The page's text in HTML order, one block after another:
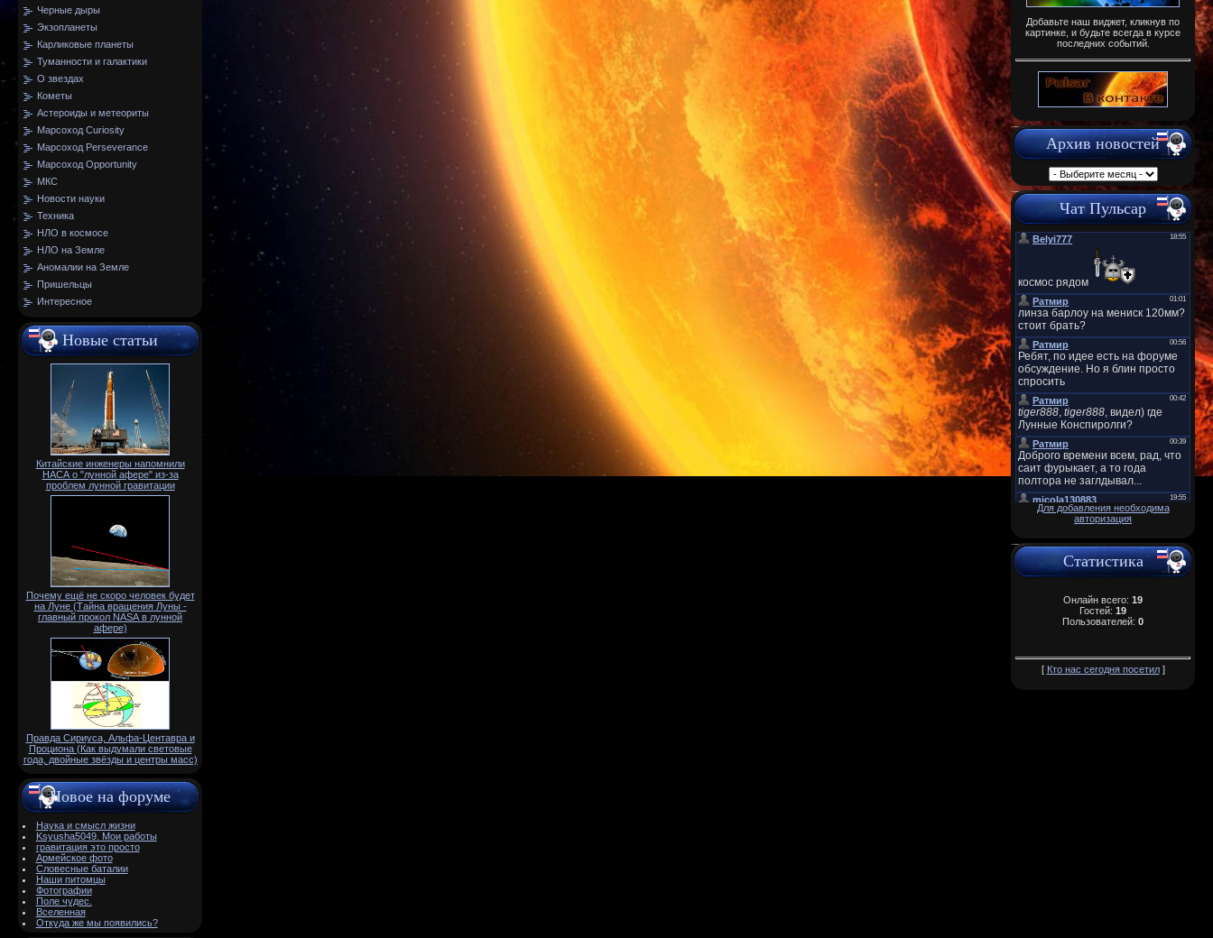
Черные дыры
Экзопланеты
Карликовые планеты
Туманности и галактики
О звездах
Кометы
Астероиды и метеориты
Марсоход Curiosity
Марсоход Perseverance
Марсоход Opportunity
МКС
Новости науки
Техника
НЛО в космосе
НЛО на Земле
Аномалии на Земле
Пришельцы
Интересное
Новые статьи
Китайские инженеры напомнили
НАСА о "лунной афере" из-за
проблем лунной гравитации
Почему ещё не скоро человек будет
на Луне (Тайна вращения Луны -
главный прокол NАSА в лунной
афере)
Правда Сириуса, Альфа-Центавра и
Проциона (Как выдумали световые
года, двойные звёзды и центры масс)
Новое на форуме
Наука и смысл жизни
Ksyusha5049. Мои работы
гравитация это просто
Армейское фото
Словесные баталии
Наши питомцы
Фотографии
Поле чудес.
Вселенная
Откуда же мы появились?
Добавьте наш виджет, кликнув по
картинке, и будьте всегда в курсе
последних событий.
Архив новостей
Чат Пульсар
Для добавления необходима
авторизация
Статистика
Онлайн всего: 19
Гостей: 19
Пользователей: 0
[ Кто нас сегодня посетил]